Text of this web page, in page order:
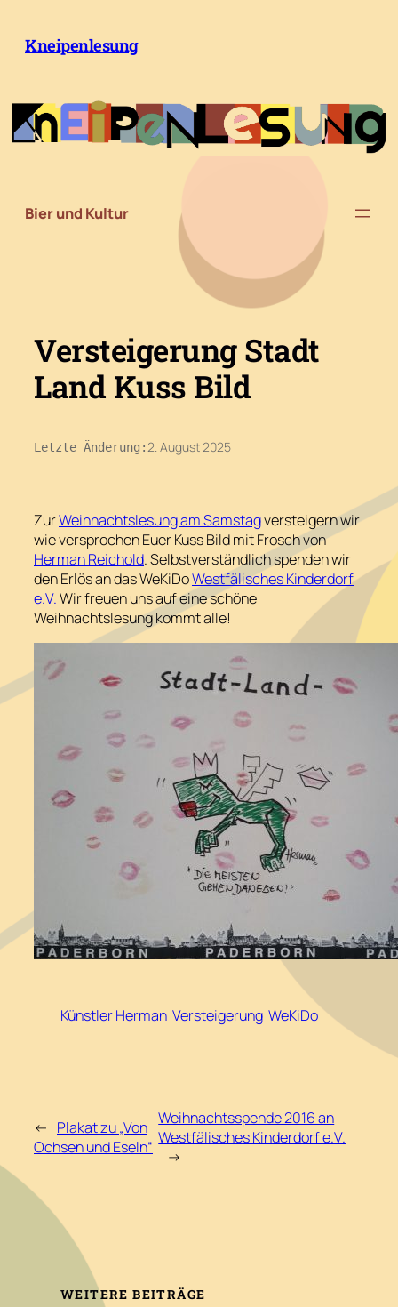
Inhalt
springen
Kneipenlesung
Bier und Kultur
Versteigerung Stadt
Land Kuss Bild
Letzte Änderung:2. August 2025
ZurWeihnachtslesung am Samstagversteigern wir
wie versprochen Euer Kuss Bild mit Frosch von
Herman Reichold. Selbstverständlich spenden wir
den Erlös an das WeKiDoWestfälisches Kinderdorf
e.V.Wir freuen uns auf eine schöne
Weihnachtslesung kommt alle!
Künstler Herman Versteigerung WeKiDo
← Plakat zu „Von
Ochsen und Eseln“
Weihnachtsspende 2016 an
Westfälisches Kinderdorf e.V.
→
WEITERE BEITRÄGE